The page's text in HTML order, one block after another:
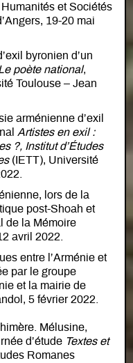
et Sociétés
19-20 mai
byronien d’un
poète national,
Toulouse – Jean
arménienne d’exil
Artistes en exil :
?, Institut d’Études
(IETT), Université
lors de la
post-Shoah et
de la Mémoire
avril 2022.
entre l’Arménie et
par le groupe
et la mairie de
5 février 2022.
Mélusine,
d’étude Textes et
Romanes